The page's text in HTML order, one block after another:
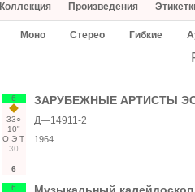
Коллекция Произведения
Моно Стерео Гибкие
6
33○
10"
О Э Т
30
6
ЗАРУБЕЖНЫЕ АРТИСТЫ
Д—14911-2
1964
6